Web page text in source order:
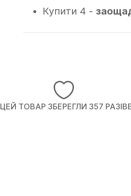
Купити 4 -
ЦЕЙ ТОВАР ЗБЕРЕГЛИ 357 РАЗІВ